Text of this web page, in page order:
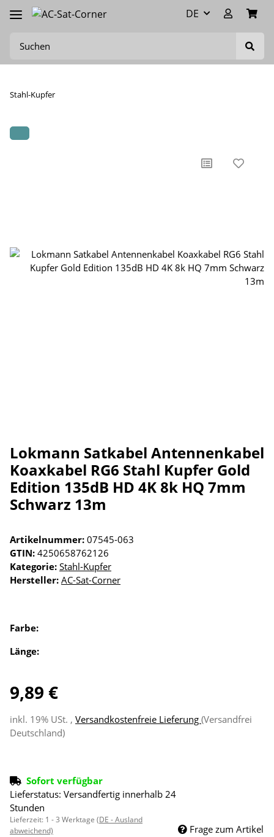
DE
Stahl-Kupfer
Lokmann Satkabel Antennenkabel
Koaxkabel RG6 Stahl Kupfer Gold
Edition 135dB HD 4K 8k HQ 7mm
Schwarz 13m
Artikelnummer: 07545-063
GTIN: 4250658762126
Kategorie: Stahl-Kupfer
Hersteller: AC-Sat-Corner
Farbe:
Länge:
9,89 €
inkl. 19% USt. , Versandkostenfreie Lieferung (Versandfrei
Deutschland)
Sofort verfügbar
Lieferstatus: Versandfertig innerhalb 24
Stunden
Lieferzeit: 1 - 3 Werktage (DE - Ausland
abweichend)
Frage zum Artikel